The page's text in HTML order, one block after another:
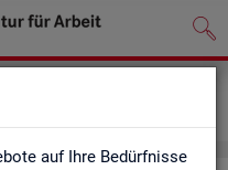
auf Ihre Bedürfnisse